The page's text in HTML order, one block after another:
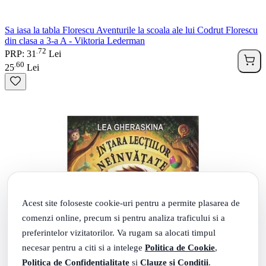
Acest site foloseste cookie-uri pentru a permite plasarea de
comenzi online, precum si pentru analiza traficului si a
preferintelor vizitatorilor. Va rugam sa alocati timpul
necesar pentru a citi si a intelege Politica de Cookie,
Politica de Confidentialitate si Clauze si Conditii.
Sa iasa la tabla Florescu Aventurile la scoala ale lui Codrut Florescu
din clasa a 3-a A - Viktoria Lederman
PRP: 31 72 Lei
25 60 Lei